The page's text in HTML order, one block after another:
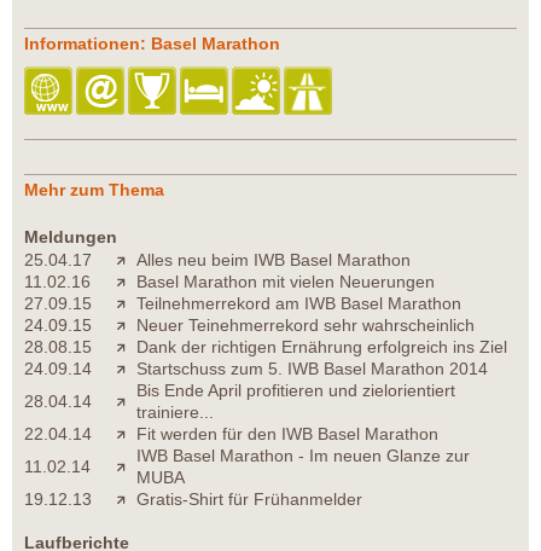
Informationen: Basel Marathon
Mehr zum Thema
Meldungen
25.04.17
Alles neu beim IWB Basel Marathon
11.02.16
Basel Marathon mit vielen Neuerungen
27.09.15
Teilnehmerrekord am IWB Basel Marathon
24.09.15
Neuer Teinehmerrekord sehr wahrscheinlich
28.08.15
Dank der richtigen Ernährung erfolgreich ins Ziel
24.09.14
Startschuss zum 5. IWB Basel Marathon 2014
28.04.14
Bis Ende April profitieren und zielorientiert
trainiere...
22.04.14
Fit werden für den IWB Basel Marathon
11.02.14
IWB Basel Marathon - Im neuen Glanze zur
MUBA
19.12.13
Gratis-Shirt für Frühanmelder
Laufberichte